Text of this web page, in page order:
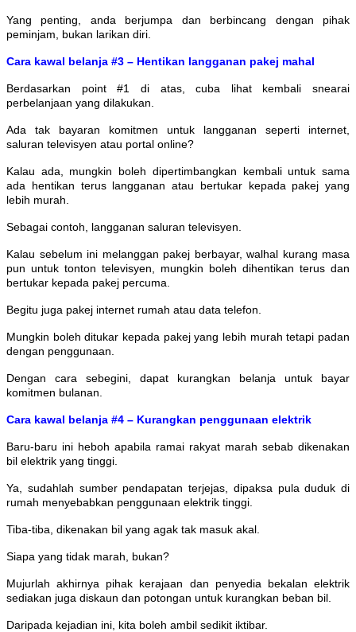
Yang penting, anda berjumpa dan berbincang dengan pihak
peminjam, bukan larikan diri.
Cara kawal belanja #3 – Hentikan langganan pakej mahal
Berdasarkan point #1 di atas, cuba lihat kembali snearai
perbelanjaan yang dilakukan.
Ada tak bayaran komitmen untuk langganan seperti internet,
saluran televisyen atau portal online?
Kalau ada, mungkin boleh dipertimbangkan kembali untuk sama
ada hentikan terus langganan atau bertukar kepada pakej yang
lebih murah.
Sebagai contoh, langganan saluran televisyen.
Kalau sebelum ini melanggan pakej berbayar, walhal kurang masa
pun untuk tonton televisyen, mungkin boleh dihentikan terus dan
bertukar kepada pakej percuma.
Begitu juga pakej internet rumah atau data telefon.
Mungkin boleh ditukar kepada pakej yang lebih murah tetapi padan
dengan penggunaan.
Dengan cara sebegini, dapat kurangkan belanja untuk bayar
komitmen bulanan.
Cara kawal belanja #4 – Kurangkan penggunaan elektrik
Baru-baru ini heboh apabila ramai rakyat marah sebab dikenakan
bil elektrik yang tinggi.
Ya, sudahlah sumber pendapatan terjejas, dipaksa pula duduk di
rumah menyebabkan penggunaan elektrik tinggi.
Tiba-tiba, dikenakan bil yang agak tak masuk akal.
Siapa yang tidak marah, bukan?
Mujurlah akhirnya pihak kerajaan dan penyedia bekalan elektrik
sediakan juga diskaun dan potongan untuk kurangkan beban bil.
Daripada kejadian ini, kita boleh ambil sedikit iktibar.